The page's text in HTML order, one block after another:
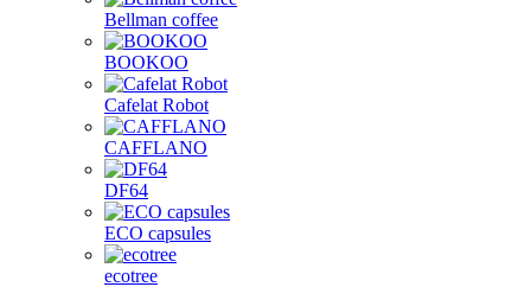
Bellman coffee
BOOKOO
Cafelat Robot
CAFFLANO
DF64
ECO capsules
ecotree